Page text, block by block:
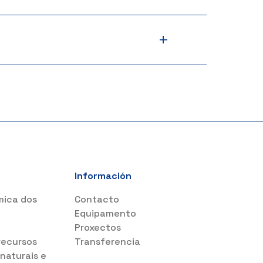
+
dos
e
Información
Contacto
Equipamento
Proxectos
Transferencia